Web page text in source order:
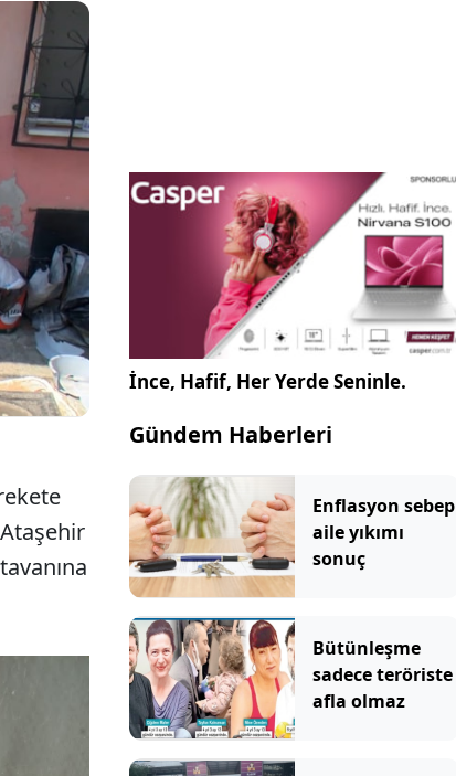
bir 'çöp
5
İnce, Hafif, Her Yerde Seninle.
Gündem Haberleri
Enflasyon sebep
aile yıkımı
sonuç
Bütünleşme
sadece teröriste
afla olmaz